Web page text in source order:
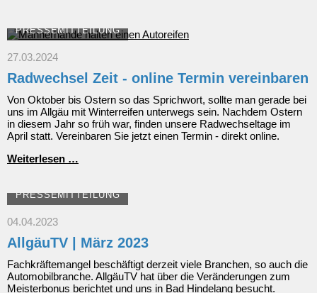
PRESSEMITTEILUNG
27.03.2024
Radwechsel Zeit - online Termin vereinbaren
Von Oktober bis Ostern so das Sprichwort, sollte man gerade bei
uns im Allgäu mit Winterreifen unterwegs sein. Nachdem Ostern
in diesem Jahr so früh war, finden unsere Radwechseltage im
April statt. Vereinbaren Sie jetzt einen Termin - direkt online.
Weiterlesen …
online
Termin
PRESSEMITTEILUNG
04.04.2023
AllgäuTV | März 2023
Fachkräftemangel beschäftigt derzeit viele Branchen, so auch die
Automobilbranche. AllgäuTV hat über die Veränderungen zum
Meisterbonus berichtet und uns in Bad Hindelang besucht.